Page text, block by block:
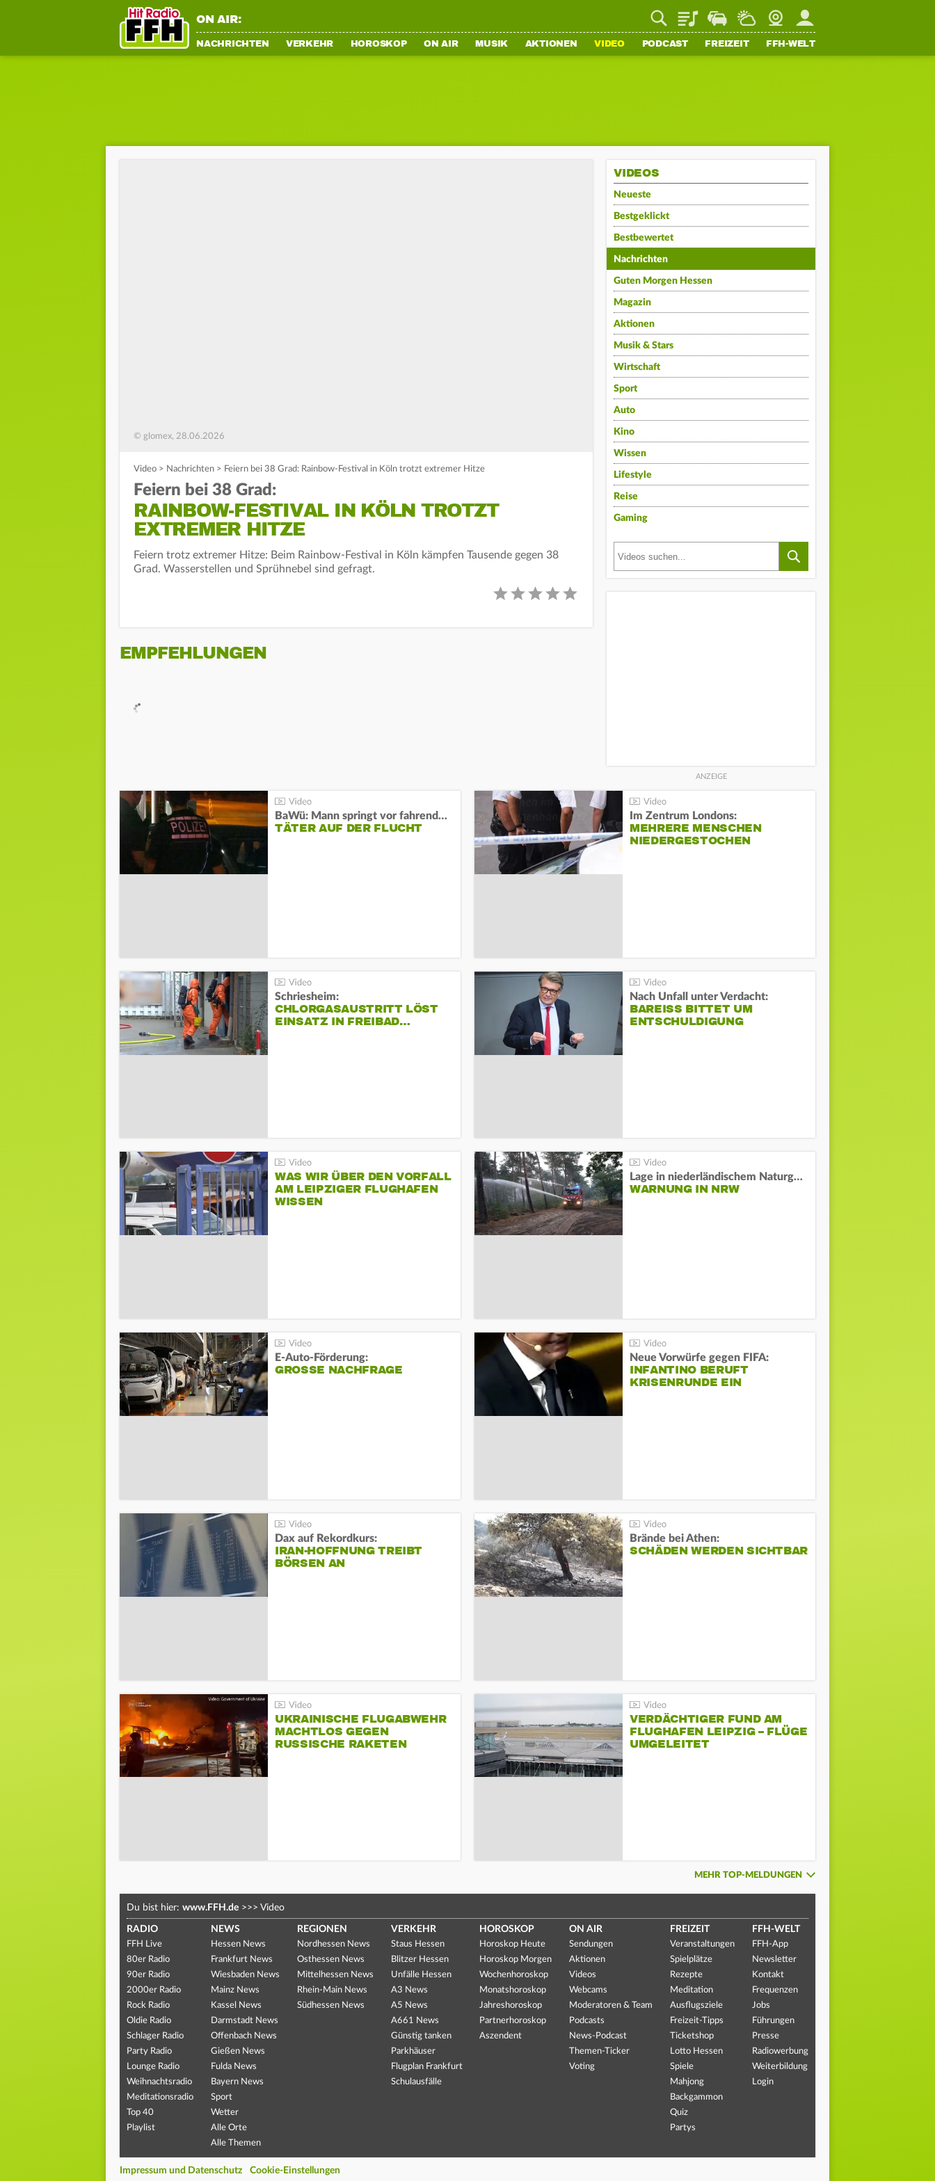
ON AIR: PlaylistStaupilotWetterWebcamMein FFH
NACHRICHTEN VERKEHR HOROSKOP ON AIR MUSIK AKTIONEN VIDEO PODCAST FREIZEIT FFH-WELT
© glomex, 28.06.2026
Video > Nachrichten > Feiern bei 38 Grad: Rainbow-Festival in Köln trotzt extremer Hitze
Feiern bei 38 Grad:
RAINBOW-FESTIVAL IN KÖLN TROTZT
EXTREMER HITZE
Feiern trotz extremer Hitze: Beim Rainbow-Festival in Köln kämpfen Tausende gegen 38
Grad. Wasserstellen und Sprühnebel sind gefragt.
EMPFEHLUNGEN
VIDEOS
Neueste
Bestgeklickt
Bestbewertet
Nachrichten
Guten Morgen Hessen
Magazin
Aktionen
Musik & Stars
Wirtschaft
Sport
Auto
Kino
Wissen
Lifestyle
Reise
Gaming
BaWü: Mann springt vor fahrendes Auto und schießt
TÄTER AUF DER FLUCHT
Im Zentrum Londons:
MEHRERE MENSCHEN
NIEDERGESTOCHEN
Schriesheim:
CHLORGASAUSTRITT LÖST
EINSATZ IN FREIBAD…
Nach Unfall unter Verdacht:
BAREISS BITTET UM E
NTSCHULDIGUNG
WAS WIR ÜBER DEN VORFALL
AM LEIPZIGER FLUGHAFEN
WISSEN
Lage in niederländischem Naturgebiet stabil
WARNUNG IN NRW
E-Auto-Förderung:
GROSSE NACHFRAGE
Neue Vorwürfe gegen FIFA:
INFANTINO BERUFT
KRISENRUNDE EIN
Dax auf Rekordkurs:
IRAN-HOFFNUNG TREIBT
BÖRSEN AN
Brände bei Athen:
SCHÄDEN WERDEN SICHTBAR
UKRAINISCHE FLUGABWEHR
MACHTLOS GEGEN
RUSSISCHE RAKETEN
VERDÄCHTIGER FUND AM
FLUGHAFEN LEIPZIG – FLÜGE
UMGELEITET
MEHR TOP-MELDUNGEN
Du bist hier: www.FFH.de >>> Video
RADIO
FFH Live
80er Radio
90er Radio
2000er Radio
Rock Radio
Oldie Radio
Schlager Radio
Party Radio
Lounge Radio
Weihnachtsradio
Meditationsradio
Top 40
Playlist
NEWS
Hessen News
Frankfurt News
Wiesbaden News
Mainz News
Kassel News
Darmstadt News
Offenbach News
Gießen News
Fulda News
Bayern News
Sport
Wetter
Alle Orte
Alle Themen
REGIONEN
Nordhessen News
Osthessen News
Mittelhessen News
Rhein-Main News
Südhessen News
VERKEHR
Staus Hessen
Blitzer Hessen
Unfälle Hessen
A3 News
A5 News
A661 News
Günstig tanken
Parkhäuser
Flugplan Frankfurt
Schulausfälle
HOROSKOP
Horoskop Heute
Horoskop Morgen
Wochenhoroskop
Monatshoroskop
Jahreshoroskop
Partnerhoroskop
Aszendent
ON AIR
Sendungen
Aktionen
Videos
Webcams
Moderatoren & Team
Podcasts
News-Podcast
Themen-Ticker
Voting
FREIZEIT
Veranstaltungen
Spielplätze
Rezepte
Meditation
Ausflugsziele
Freizeit-Tipps
Ticketshop
Lotto Hessen
Spiele
Mahjong
Backgammon
Quiz
Partys
FFH-WELT
FFH-App
Newsletter
Kontakt
Frequenzen
Jobs
Führungen
Presse
Radiowerbung
Weiterbildung
Login
Impressum und Datenschutz Cookie-Einstellungen